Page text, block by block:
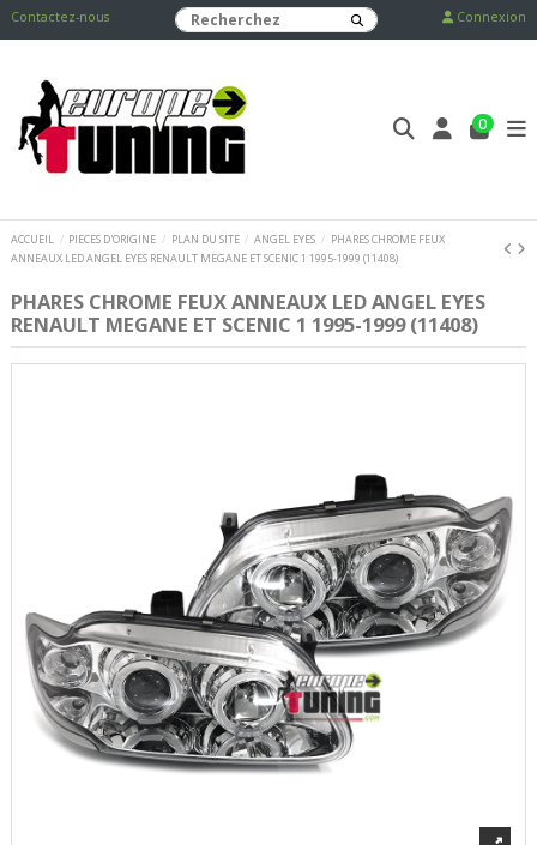
Contactez-nous Connexion
0
ACCUEIL PIECES D'ORIGINE PLAN DU SITE ANGEL EYES
PHARES CHROME FEUX
ANNEAUX LED ANGEL EYES RENAULT MEGANE ET SCENIC 1 1995-1999 (11408)
PHARES CHROME FEUX ANNEAUX LED ANGEL EYES
RENAULT MEGANE ET SCENIC 1 1995-1999 (11408)